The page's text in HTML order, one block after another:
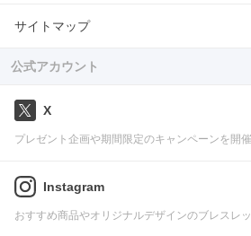
サイトマップ
公式アカウント
X
プレゼント企画や期間限定のキャンペーンを開催
Instagram
おすすめ商品やオリジナルデザインのブレスレ